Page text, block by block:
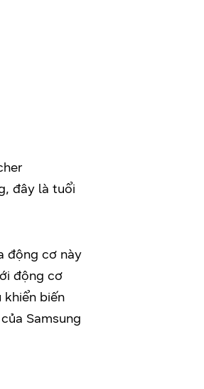
đây là tuổi
động cơ này
động cơ
biến
Samsung